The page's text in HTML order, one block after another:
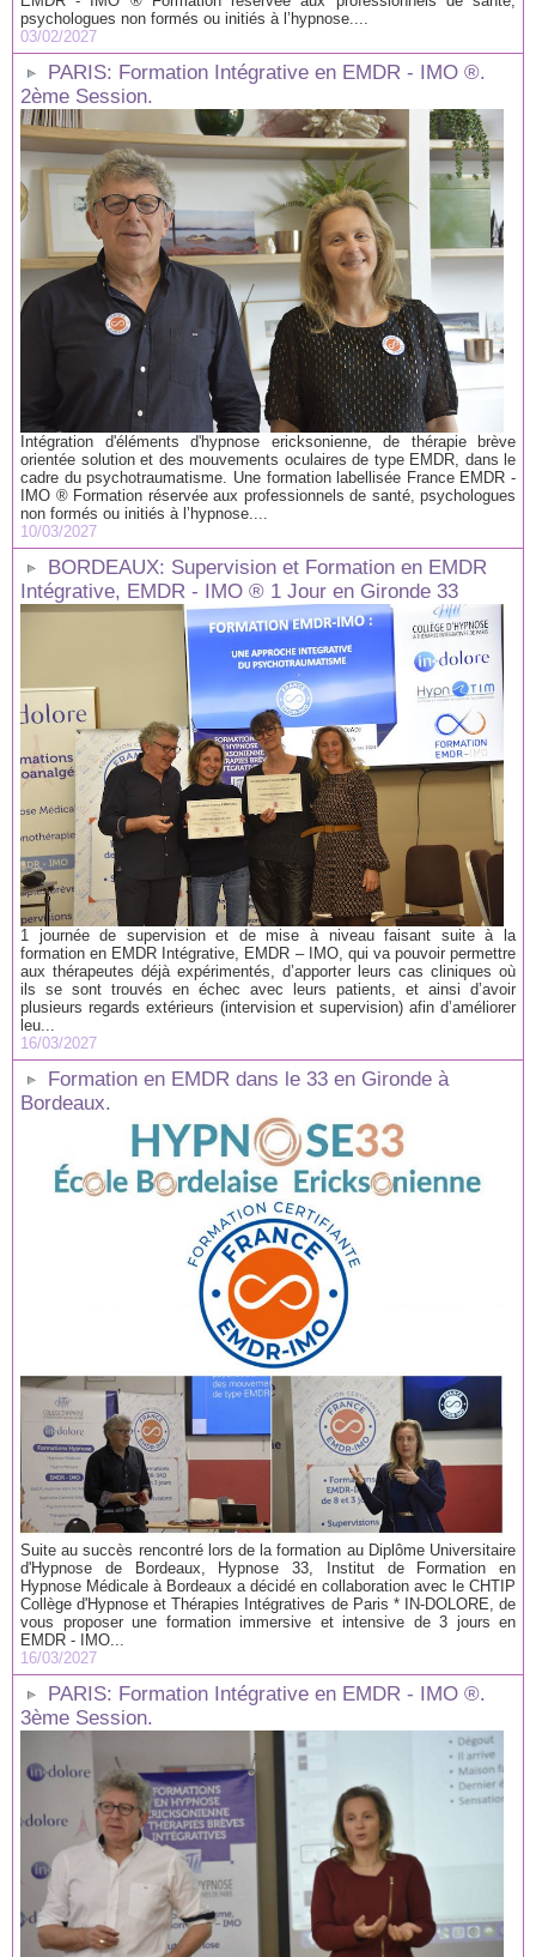
psychologues non formés ou initiés à l’hypnose....
03/02/2027
PARIS: Formation Intégrative en EMDR - IMO ®.
2ème Session.
Intégration d'éléments d'hypnose ericksonienne, de thérapie brève
orientée solution et des mouvements oculaires de type EMDR, dans le
cadre du psychotraumatisme. Une formation labellisée France EMDR -
IMO ® Formation réservée aux professionnels de santé, psychologues
non formés ou initiés à l’hypnose....
10/03/2027
BORDEAUX: Supervision et Formation en EMDR
Intégrative, EMDR - IMO ® 1 Jour en Gironde 33
1 journée de supervision et de mise à niveau faisant suite à la
formation en EMDR Intégrative, EMDR – IMO, qui va pouvoir permettre
aux thérapeutes déjà expérimentés, d’apporter leurs cas cliniques où
ils se sont trouvés en échec avec leurs patients, et ainsi d’avoir
plusieurs regards extérieurs (intervision et supervision) afin d’améliorer
leu...
16/03/2027
Formation en EMDR dans le 33 en Gironde à
Bordeaux.
Suite au succès rencontré lors de la formation au Diplôme Universitaire
d'Hypnose de Bordeaux, Hypnose 33, Institut de Formation en
Hypnose Médicale à Bordeaux a décidé en collaboration avec le CHTIP
Collège d'Hypnose et Thérapies Intégratives de Paris * IN-DOLORE, de
vous proposer une formation immersive et intensive de 3 jours en
EMDR - IMO...
16/03/2027
PARIS: Formation Intégrative en EMDR - IMO ®.
3ème Session.